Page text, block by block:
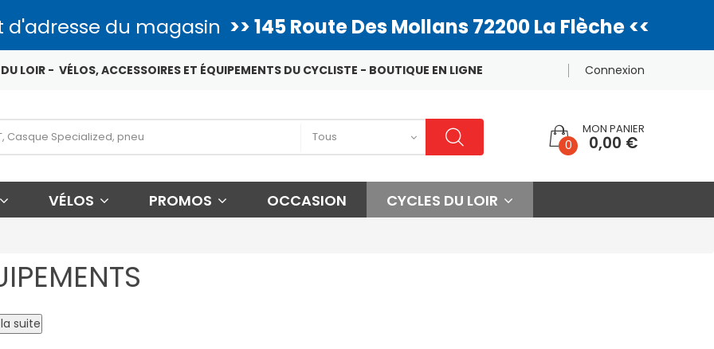
d'adresse du magasin >> 145 Route Des Mollans 72200 La Flèche <<
LOIR - VÉLOS, ACCESSOIRES ET ÉQUIPEMENTS DU CYCLISTE - BOUTIQUE EN LIGNE Connexion
0
MON PANIER
0,00 €
VÉLOS PROMOS OCCASION CYCLES DU LOIR
suite